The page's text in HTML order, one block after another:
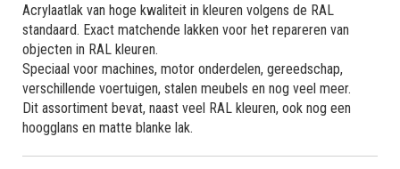
Acrylaatlak van hoge kwaliteit in kleuren volgens de RAL
standaard. Exact matchende lakken voor het repareren van
objecten in RAL kleuren.
Speciaal voor machines, motor onderdelen, gereedschap,
verschillende voertuigen, stalen meubels en nog veel meer.
Dit assortiment bevat, naast veel RAL kleuren, ook nog een
hoogglans en matte blanke lak.